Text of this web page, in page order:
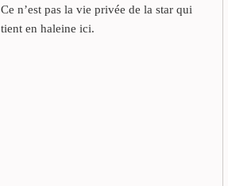
Ce n’est pas la vie privée de la star qui
tient en haleine ici.